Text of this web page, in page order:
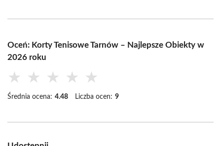
Oceń: Korty Tenisowe Tarnów – Najlepsze Obiekty w
2026 roku
★ ★ ★ ★ ★
Średnia ocena: 4.48 Liczba ocen: 9